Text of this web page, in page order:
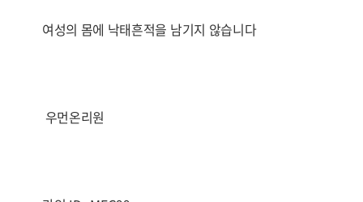
여성의 몸에 낙태흔적을 남기지 않습니다
우먼온리원